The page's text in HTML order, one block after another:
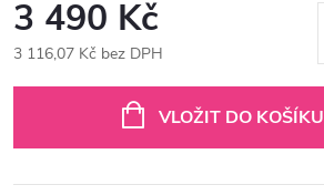
3 490 Kč
3 116,07 Kč bez DPH
VLOŽIT DO KOŠÍKU